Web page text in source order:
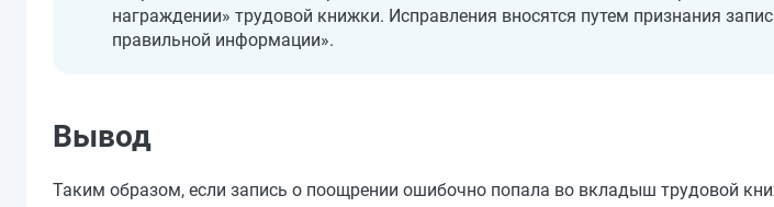
награждении» трудовой книжки. Исправления вносятся путем признания
правильной информации».
Вывод
Таким образом, если запись о поощрении ошибочно попала во вкладыш трудовой